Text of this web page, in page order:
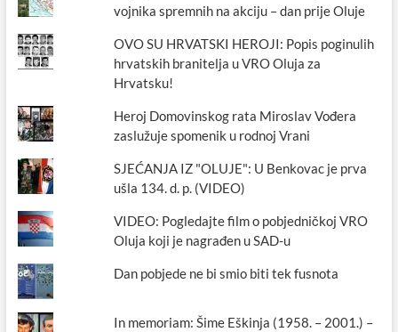
vojnika spremnih na akciju – dan prije Oluje
OVO SU HRVATSKI HEROJI: Popis poginulih
hrvatskih branitelja u VRO Oluja za
Hrvatsku!
Heroj Domovinskog rata Miroslav Vođera
zaslužuje spomenik u rodnoj Vrani
SJEĆANJA IZ "OLUJE": U Benkovac je prva
ušla 134. d. p. (VIDEO)
VIDEO: Pogledajte film o pobjedničkoj VRO
Oluja koji je nagrađen u SAD-u
Dan pobjede ne bi smio biti tek fusnota
In memoriam: Šime Eškinja (1958. – 2001.) –